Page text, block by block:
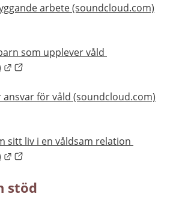
arbete (soundcloud.com)
som upplever våld
Länk till annan webbplats.
för våld (soundcloud.com)
sitt liv i en våldsam relation
Länk till annan webbplats.
stöd